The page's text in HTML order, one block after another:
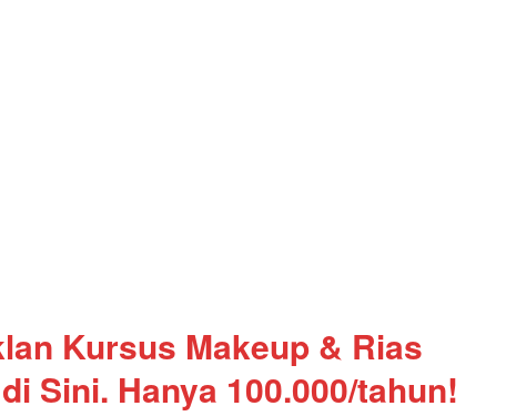
Kursus Makeup & Rias
Sini. Hanya 100.000/tahun!